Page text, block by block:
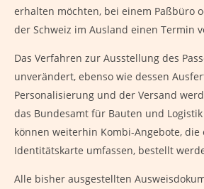
erhalten möchten, bei einem Paßbüro
der Schweiz im Ausland einen Termin
Das Verfahren zur Ausstellung des
unverändert, ebenso wie dessen
Personalisierung und der Versand
das Bundesamt für Bauten und Logistik
können weiterhin Kombi-Angebote, die
Identitätskarte umfassen, bestellt
Alle bisher ausgestellten